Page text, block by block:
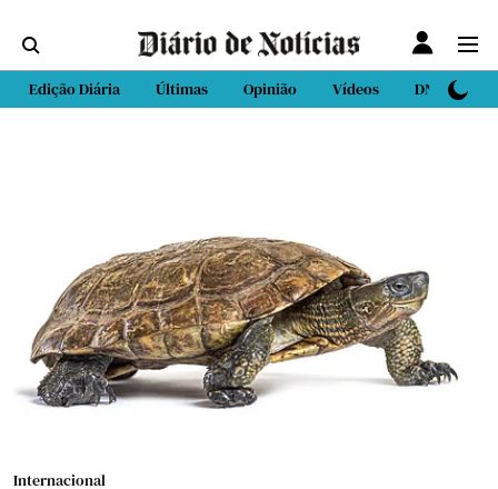
Edição Diária Últimas Opinião Vídeos DN Sport
Internacional